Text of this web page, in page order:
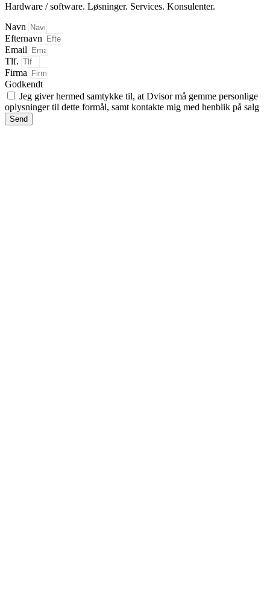
Hardware / software. Løsninger. Services. Konsulenter.
Navn
Efternavn
Email
Tlf.
Firma
Godkendt
Jeg giver hermed samtykke til, at Dvisor må gemme personlige
oplysninger til dette formål, samt kontakte mig med henblik på salg
Send